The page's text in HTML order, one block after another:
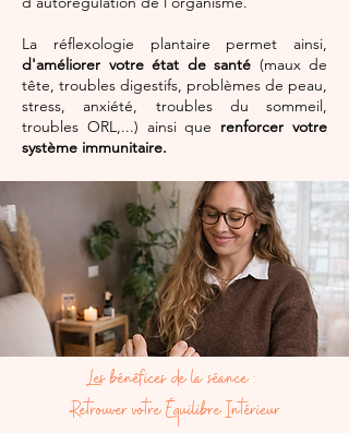
La réflexologie plantaire permet ainsi,
d'améliorer votre état de santé (maux de
tête, troubles digestifs, problèmes de peau,
stress, anxiété, troubles du sommeil,
troubles ORL,...) ainsi que renforcer votre
système immunitaire.
Les bénéfices de la séance :
Retrouver votre Équilibre Intérieur